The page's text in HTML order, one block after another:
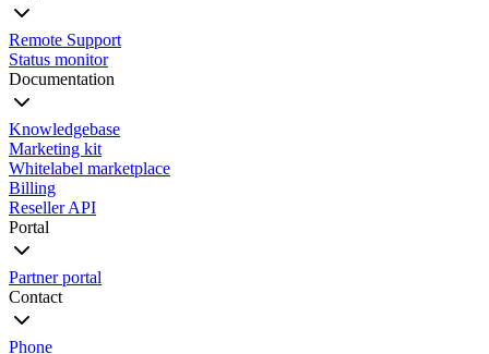
Remote Support
Status monitor
Documentation
Knowledgebase
Marketing kit
Whitelabel marketplace
Billing
Reseller API
Portal
Partner portal
Contact
Phone